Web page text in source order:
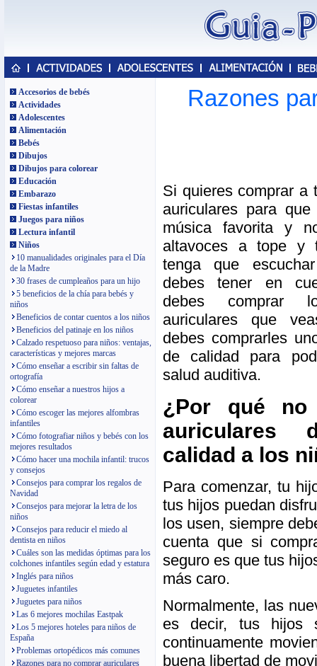
Accesorios de bebés
Actividades
Adolescentes
Alimentación
Bebés
Dibujos
Dibujos para colorear
Educación
Embarazo
Fiestas infantiles
Juegos para niños
Lectura infantil
Niños
10 manualidades originales para el Día
de la Madre
30 frases de cumpleaños para un hijo
5 beneficios de la chía para bebés y
niños
Beneficios de contar cuentos a los niños
Beneficios del patinaje en los niños
Calzado respetuoso para niños: ventajas,
características y mejores marcas
Cómo enseñar a escribir sin faltas de
ortografía
Cómo enseñar a nuestros hijos a
colorear
Cómo escoger las mejores alfombras
infantiles
Cómo fotografiar niños y bebés con los
mejores resultados
Cómo hacer una mochila infantil: trucos
y consejos
Consejos para comprar los regalos de
Navidad
Consejos para mejorar la letra de los
niños
Consejos para reducir el miedo al
dentista en niños
Cuáles son las medidas óptimas para los
colchones infantiles según edad y estatura
Inglés para niños
Juguetes infantiles
Juguetes para niños
Las 6 mejores mochilas Eastpak
Los 5 mejores hoteles para niños de
España
Problemas ortopédicos más comunes
Razones para no comprar auriculares
Razones
Si quieres comprar a
auriculares para
música favorita y
altavoces a tope y
tenga que
debes tener en
debes comprar
auriculares que
debes comprarles
de calidad para
salud auditiva.
¿Por qué no
auriculares
calidad a los
Para comenzar, tu
tus hijos puedan
los usen, siempre
cuenta que si
seguro es que tus
más caro.
Normalmente, las
es decir, tus hijos
continuamente
buena libertad de